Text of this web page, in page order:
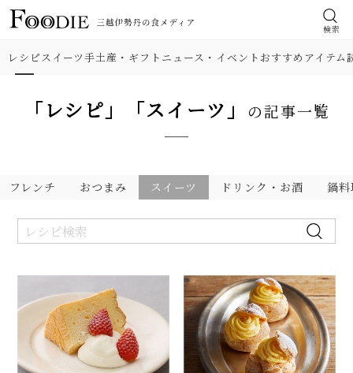
検索
レシピスイーツ手土産・ギフト ニュース・イベントおすすめアイテム
「レシピ」「スイーツ」 の記事一覧
フレンチ おつまみ スイーツ ドリンク・お酒 鍋